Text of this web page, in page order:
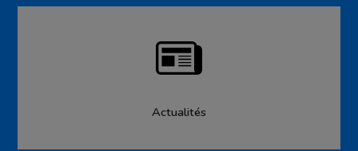
Actualités